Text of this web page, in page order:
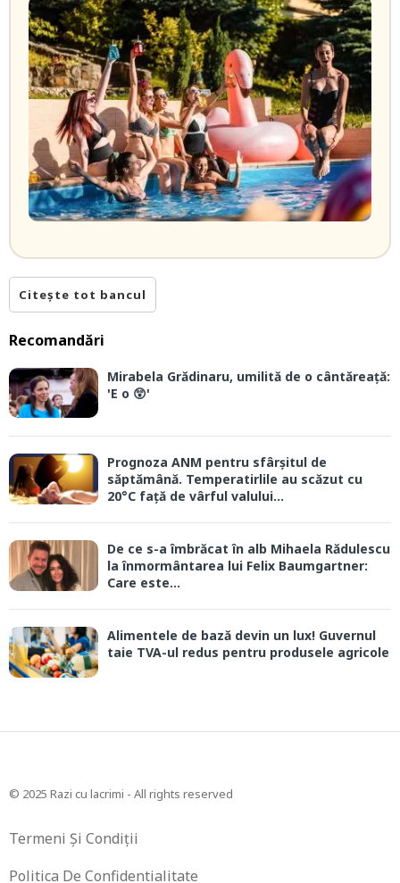
Citește tot bancul
Recomandări
Mirabela Grădinaru, umilită de o cântăreață:
'E o 😲'
Prognoza ANM pentru sfârșitul de
săptămână. Temperatirlile au scăzut cu
20°C față de vârful valului...
De ce s-a îmbrăcat în alb Mihaela Rădulescu
la înmormântarea lui Felix Baumgartner:
Care este...
Alimentele de bază devin un lux! Guvernul
taie TVA-ul redus pentru produsele agricole
© 2025 Razi cu lacrimi - All rights reserved
Termeni Și Condiții
Politica De Confidentialitate